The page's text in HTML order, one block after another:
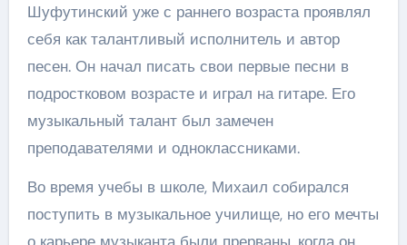
Шуфутинский уже с раннего возраста проявлял
себя как талантливый исполнитель и автор
песен. Он начал писать свои первые песни в
подростковом возрасте и играл на гитаре. Его
музыкальный талант был замечен
преподавателями и одноклассниками.
Во время учебы в школе, Михаил собирался
поступить в музыкальное училище, но его мечты
о карьере музыканта были прерваны, когда он